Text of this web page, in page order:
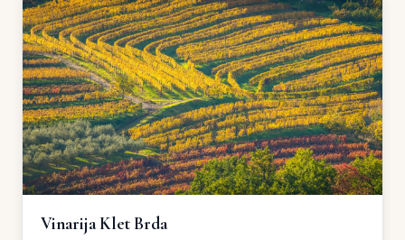
Vinarija Klet Brda